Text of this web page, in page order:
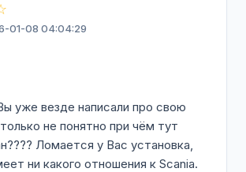
01-08 04:04:29
уже везде написали про свою
не понятно при чём тут
Ломается у Вас установка,
ни какого отношения к Scania.